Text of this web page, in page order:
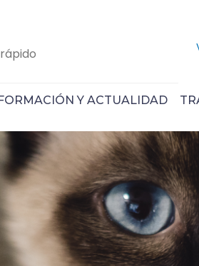
Y ACTUALIDAD